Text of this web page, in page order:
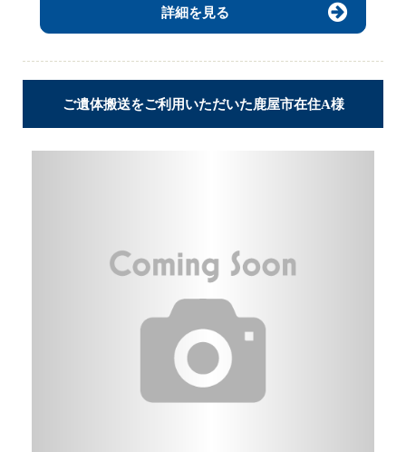
詳細を見る
ご遺体搬送をご利用いただいた鹿屋市在住A様